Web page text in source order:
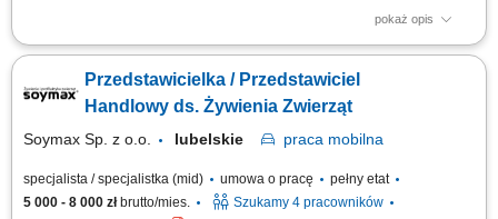
pokaż opis
Opis stanowiska: Doradzanie klientom biznesowym w wyborze ofert
rozwijanie długofalowych relacji biznesowych. Analizowanie potrzeb
przedsiębiorstw i przygotowywanie dopasowanych rozwiązań.
Przedstawicielka / Przedstawiciel
Handlowy ds. Żywienia Zwierząt
Soymax Sp. z o.o. lubelskie praca mobilna
specjalista / specjalistka (mid) umowa o pracę
pełny etat
5 000 - 8 000 złbrutto/mies.
Szukamy 4 pracowników